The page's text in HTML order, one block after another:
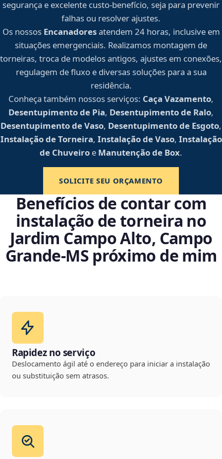
segurança e excelente custo-benefício, seja para prevenir
falhas ou resolver ajustes.
Os nossos Encanadoresatendem 24 horas, inclusive em
situações emergenciais. Realizamos montagem de
torneiras, troca de modelos antigos, ajustes em conexões,
regulagem de fluxo e diversas soluções para a sua
residência.
Conheça também nossos serviços: Caça Vazamento,
Desentupimento de Pia, Desentupimento de Ralo,
Desentupimento de Vaso, Desentupimento de Esgoto,
Instalação de Torneira, Instalação de Vaso, Instalação
de Chuveiro e Manutenção de Box.
SOLICITE SEU ORÇAMENTO
Benefícios de contar com
instalação de torneira no
Jardim Campo Alto, Campo
Grande‑MS próximo de mim
Rapidez no serviço
Deslocamento ágil até o endereço para iniciar a instalação
ou substituição sem atrasos.